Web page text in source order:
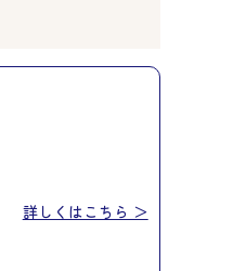
詳しくはこちら ＞